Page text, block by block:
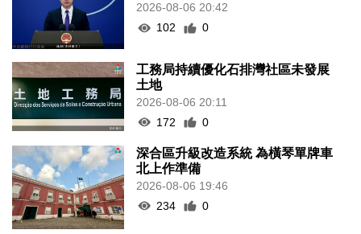
2026-08-06 20:42
102
0
工務局持續優化石排灣社區未發展
土地
2026-08-06 20:11
172
0
深合區升級改造系統 為橫琴單牌車
北上作準備
2026-08-06 19:46
234
0